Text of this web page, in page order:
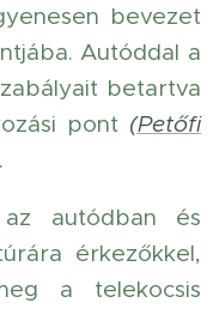
bevezet
Autóddal a
betartva
pont (Petőfi
autódban és
érkezőkkel,
a telekocsis